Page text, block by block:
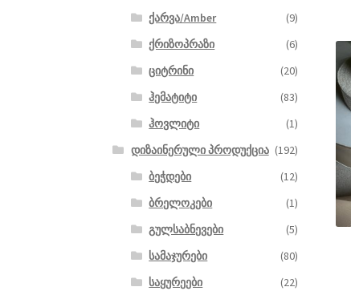
ქარვა/Amber
(9)
ქრიზოპრაზი
(6)
ციტრინი
(20)
ჰემატიტი
(83)
ჰოვლიტი
(1)
დიზაინერული პროდუქცია (192)
ბეჭდები
(12)
ბრელოკები
(1)
გულსაბნევები
(5)
სამაჯურები
(80)
საყურეები
(22)